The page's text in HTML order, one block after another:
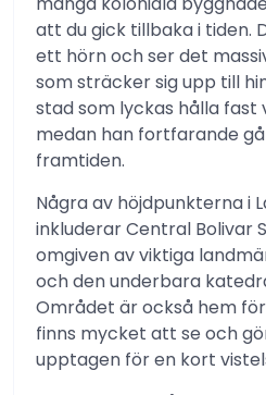
att du gick tillbaka i tiden.
ett hörn och ser det
som sträcker sig upp till
stad som lyckas hålla fast
medan han fortfarande
framtiden.
Några av höjdpunkterna i
inkluderar Central Bolivar
omgiven av viktiga
och den underbara
Området är också hem
finns mycket att se och
upptagen för en kort